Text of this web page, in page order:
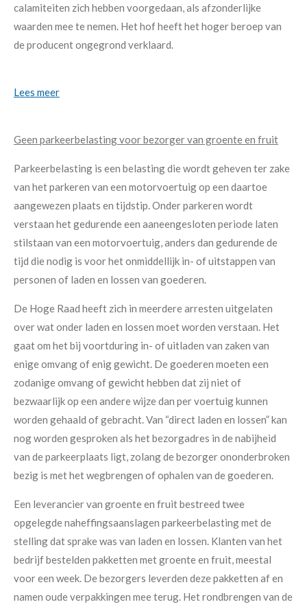
calamiteiten zich hebben voorgedaan, als afzonderlijke
waarden mee te nemen. Het hof heeft het hoger beroep van
de producent ongegrond verklaard.
Lees meer
Geen parkeerbelasting voor bezorger van groente en fruit
Parkeerbelasting is een belasting die wordt geheven ter zake
van het parkeren van een motorvoertuig op een daartoe
aangewezen plaats en tijdstip. Onder parkeren wordt
verstaan het gedurende een aaneengesloten periode laten
stilstaan van een motorvoertuig, anders dan gedurende de
tijd die nodig is voor het onmiddellijk in- of uitstappen van
personen of laden en lossen van goederen.
De Hoge Raad heeft zich in meerdere arresten uitgelaten
over wat onder laden en lossen moet worden verstaan. Het
gaat om het bij voortduring in- of uitladen van zaken van
enige omvang of enig gewicht. De goederen moeten een
zodanige omvang of gewicht hebben dat zij niet of
bezwaarlijk op een andere wijze dan per voertuig kunnen
worden gehaald of gebracht. Van “direct laden en lossen” kan
nog worden gesproken als het bezorgadres in de nabijheid
van de parkeerplaats ligt, zolang de bezorger ononderbroken
bezig is met het wegbrengen of ophalen van de goederen.
Een leverancier van groente en fruit bestreed twee
opgelegde naheffingsaanslagen parkeerbelasting met de
stelling dat sprake was van laden en lossen. Klanten van het
bedrijf bestelden pakketten met groente en fruit, meestal
voor een week. De bezorgers leverden deze pakketten af en
namen oude verpakkingen mee terug. Het rondbrengen van de